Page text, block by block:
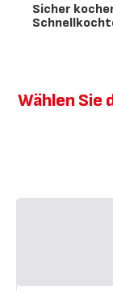
Sicher
Wählen Sie